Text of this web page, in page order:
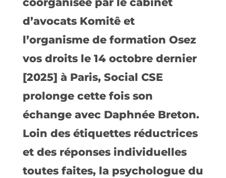
d’avocats Komitê et
l’organisme de formation Osez
vos droits le 14 octobre dernier
[2025] à Paris, Social CSE
prolonge cette fois son
échange avec Daphnée Breton.
Loin des étiquettes réductrices
et des réponses individuelles
toutes faites, la psychologue du